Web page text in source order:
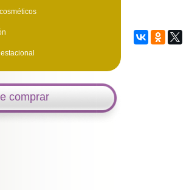
comprar